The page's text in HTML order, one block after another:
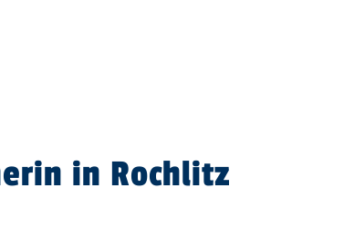
in Rochlitz